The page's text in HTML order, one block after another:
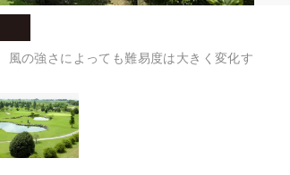
風の強さによっても難易度は大きく変化す